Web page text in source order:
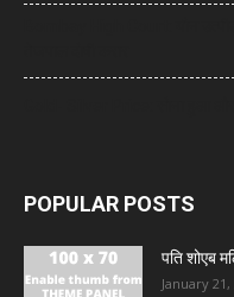
POPULAR POSTS
पति शोएब
January 21,